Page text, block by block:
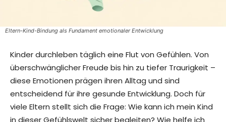
Eltern-Kind-Bindung als Fundament emotionaler Entwicklung
Kinder durchleben täglich eine Flut von Gefühlen. Von
überschwänglicher Freude bis hin zu tiefer Traurigkeit –
diese Emotionen prägen ihren Alltag und sind
entscheidend für ihre gesunde Entwicklung. Doch für
viele Eltern stellt sich die Frage: Wie kann ich mein Kind
in dieser Gefühlswelt sicher begleiten? Wie helfe ich